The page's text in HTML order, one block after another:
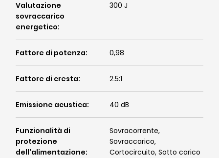
Valutazione
sovraccarico
energetico:
300 J
Fattore di potenza: 0,98
Fattore di cresta: 2.5:1
Emissione acustica: 40 dB
Funzionalità di
protezione
dell'alimentazione:
Sovracorrente,
Sovraccarico,
Cortocircuito, Sotto carico